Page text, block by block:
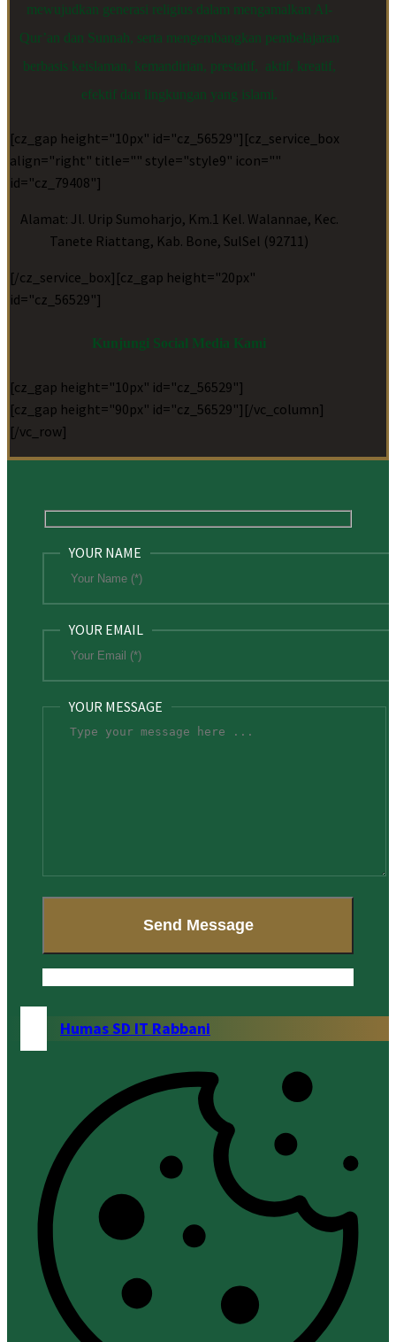
mewujudkan generasi religius dalam mengamalkan Al-
Qur’an dan Sunnah, serta mengembangkan pembelajaran
berbasis keislaman, kemandirian, prestatif, aktif, kreatif,
efektif dan lingkungan yang islami.
[cz_gap height="10px" id="cz_56529"][cz_service_box
align="right" title="" style="style9" icon=""
id="cz_79408"]
Alamat: Jl. Urip Sumoharjo, Km.1 Kel. Walannae, Kec.
Tanete Riattang, Kab. Bone, SulSel (92711)
[/cz_service_box][cz_gap height="20px"
id="cz_56529"]
Kunjungi Social Media Kami
[cz_gap height="10px" id="cz_56529"]
[cz_gap height="90px" id="cz_56529"][/vc_column]
[/vc_row]
YOUR NAME
YOUR EMAIL
YOUR MESSAGE
Humas SD IT Rabbani